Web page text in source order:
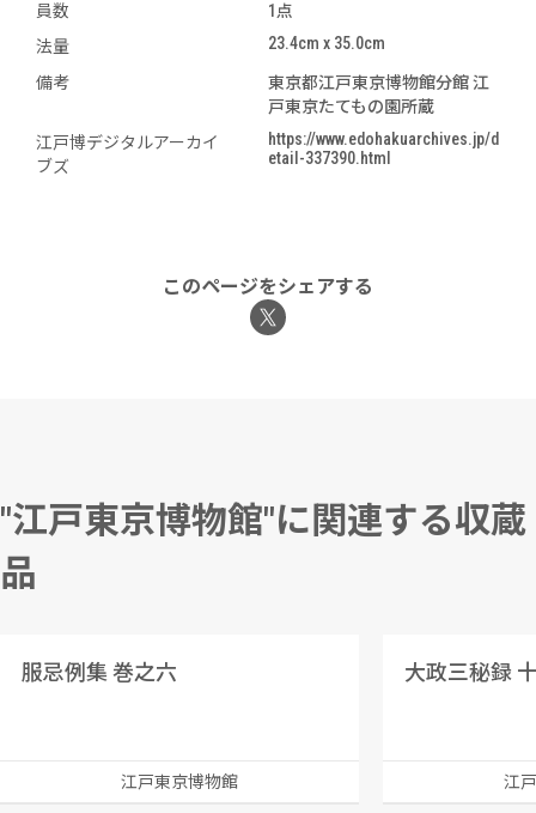
員数
1点
法量
23.4cm x 35.0cm
備考
東京都江戸東京博物館分館 江
戸東京たてもの園所蔵
江戸博デジタルアーカイ
ブズ
https://www.edohakuarchives.jp/d
etail-337390.html
このページをシェアする
"江戸東京博物館"に関連する収蔵
品
服忌例集 巻之六
江戸東京博物館
大政三秘録
江